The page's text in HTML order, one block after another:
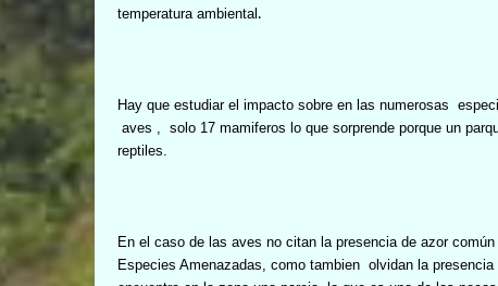
temperatura ambiental .
Hay que estudiar el impacto sobre en las numerosas
aves ,
solo 17 mamiferos lo que sorprende porque un
reptiles.
En el caso de las aves no citan la presencia de azor
Especies Amenazadas, como tambien olvidan la